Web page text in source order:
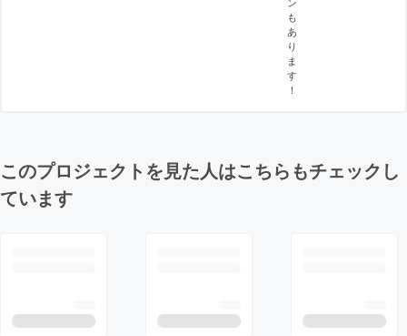
も
あ
り
ま
す
！
このプロジェクトを見た人はこちらもチェックし
ています